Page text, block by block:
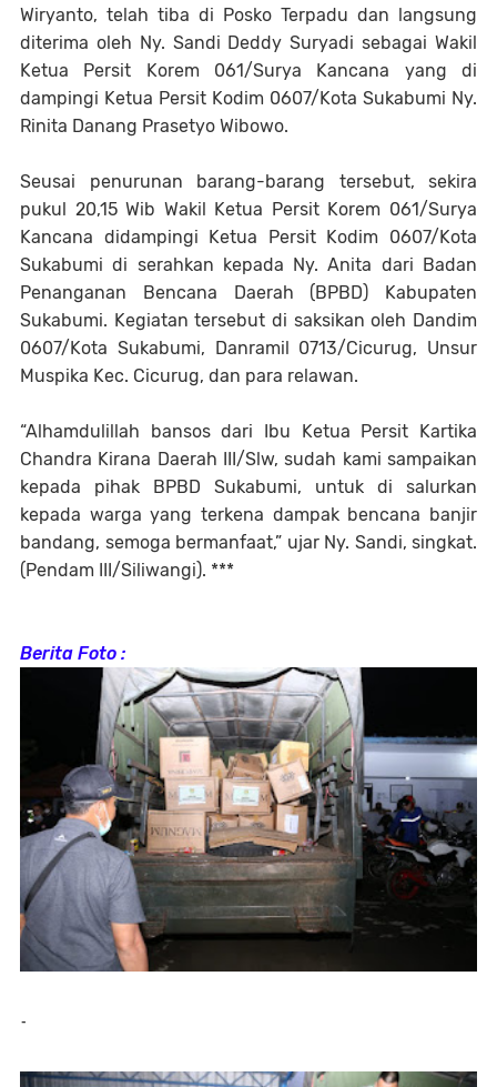
Wiryanto, telah tiba di Posko Terpadu dan langsung
diterima oleh Ny. Sandi Deddy Suryadi sebagai Wakil
Ketua Persit Korem 061/Surya Kancana yang di
dampingi Ketua Persit Kodim 0607/Kota Sukabumi Ny.
Rinita Danang Prasetyo Wibowo.
Seusai penurunan barang-barang tersebut, sekira
pukul 20,15 Wib Wakil Ketua Persit Korem 061/Surya
Kancana didampingi Ketua Persit Kodim 0607/Kota
Sukabumi di serahkan kepada Ny. Anita dari Badan
Penanganan Bencana Daerah (BPBD) Kabupaten
Sukabumi. Kegiatan tersebut di saksikan oleh Dandim
0607/Kota Sukabumi, Danramil 0713/Cicurug, Unsur
Muspika Kec. Cicurug, dan para relawan.
“Alhamdulillah bansos dari Ibu Ketua Persit Kartika
Chandra Kirana Daerah III/Slw, sudah kami sampaikan
kepada pihak BPBD Sukabumi, untuk di salurkan
kepada warga yang terkena dampak bencana banjir
bandang, semoga bermanfaat,” ujar Ny. Sandi, singkat.
(Pendam III/Siliwangi). ***
Berita Foto :
-